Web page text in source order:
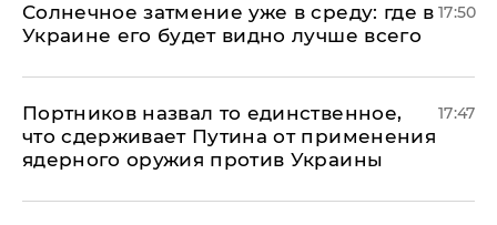
​Солнечное затмение уже в среду: где в
Украине его будет видно лучше всего
17:50
Портников назвал то единственное,
что сдерживает Путина от применения
ядерного оружия против Украины
17:47